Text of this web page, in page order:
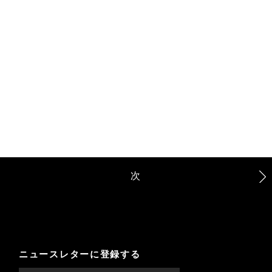
次
ニュースレターに登録する